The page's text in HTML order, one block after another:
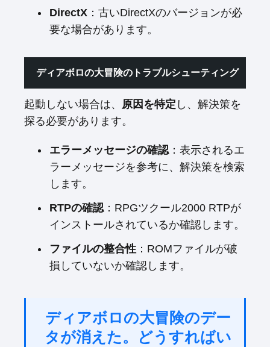
DirectX ：古いDirectXのバージョンが必
要な場合があります。
ディアボロの大冒険のトラブルシューティング
起動しない場合は、 原因を特定 し、解決策を
探る必要があります。
エラーメッセージの確認：表示されるエ
ラーメッセージを参考に、解決策を検索
します。
RTPの確認：RPGツクール2000 RTPが
インストールされているか確認します。
ファイルの整合性 ：ROMファイルが破
損していないか確認します。
ディアボロの大冒険のデー
タが消えた。どうすればい